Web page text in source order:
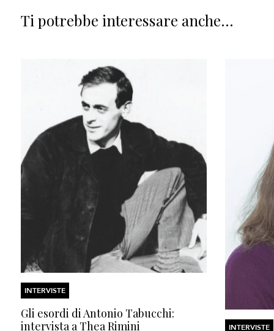
Ti potrebbe interessare anche...
INTERVISTE
Gli esordi di Antonio Tabucchi:
intervista a Thea Rimini
INTERVISTE